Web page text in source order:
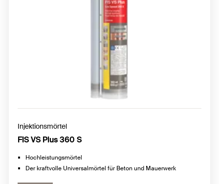
Injektionsmörtel
FIS VS Plus 360 S
Hochleistungsmörtel
Der kraftvolle Universalmörtel für Beton und Mauerwerk